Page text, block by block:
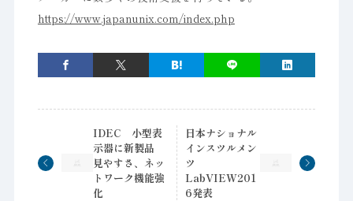
https://www.japanunix.com/index.php
IDEC 小型表
示器に新製品
見やすさ、ネッ
トワーク機能強
化
日本ナショナル
インスツルメン
ツ
LabVIEW201
6発表